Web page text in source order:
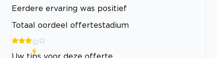
Eerdere ervaring was positief
Totaal oordeel offertestadium
Uw tips voor deze offerte